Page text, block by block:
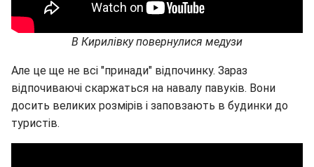
В Кирилівку повернулися медузи
Але це ще не всі "принади" відпочинку. Зараз
відпочиваючі скаржаться на навалу павуків. Вони
досить великих розмірів і заповзають в будинки до
туристів.